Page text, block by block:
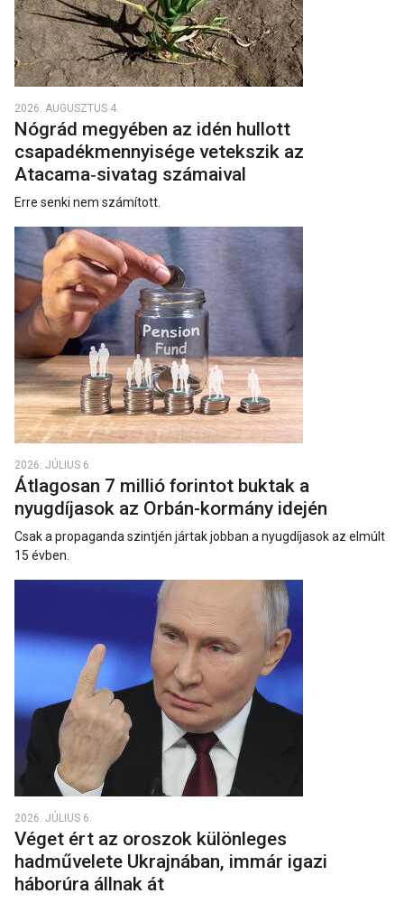
2026. AUGUSZTUS 4.
Nógrád megyében az idén hullott
csapadékmennyisége vetekszik az
Atacama‑sivatag számaival
Erre senki nem számított.
2026. JÚLIUS 6.
Átlagosan 7 millió forintot buktak a
nyugdíjasok az Orbán-kormány idején
Csak a propaganda szintjén jártak jobban a nyugdíjasok az elmúlt
15 évben.
2026. JÚLIUS 6.
Véget ért az oroszok különleges
hadművelete Ukrajnában, immár igazi
háborúra állnak át